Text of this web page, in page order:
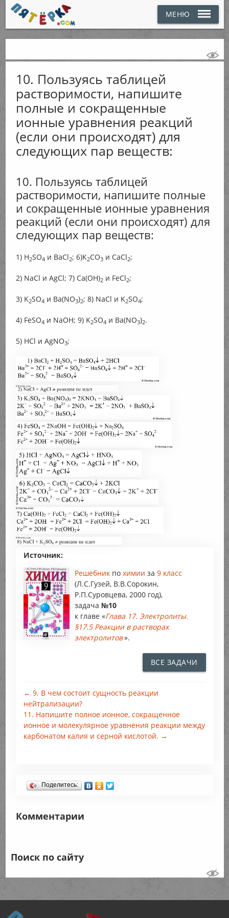
МЕНЮ
10. Пользуясь таблицей
растворимости, напишите
полные и сокращенные
ионные уравнения реакций
(если они происходят) для
следующих пар веществ:
10. Пользуясь таблицей
растворимости, напишите полные
и сокращенные ионные уравнения
реакций (если они происходят) для
следующих пар веществ:
1) H2SO4 и ВаCl2; 6)К2CO3и СаCl2;
2) NaCl и AgCl; 7) Са(ОН)2и FeCl2;
3) K2SO4 и Ba(NO3)2; 8) NaCl и K2SO4;
4) FeSO4 и NaOH; 9) K2SO4 и Ba(NO3)2.
5) HCl и AgNO3;
Источник:
Решебник по химии за 9 класс
(Л.С.Гузей, В.В.Сорокин,
Р.П.Суровцева, 2000 год),
задача №10
к главе «Глава 17. Электролиты.
§17.5 Реакции в растворах
электролитов».
ВСЕ ЗАДАЧИ
← 9. В чем состоит сущность реакции
нейтрализации?
11. Напишите полное ионное, сокращенное
ионное и молекулярное уравнения реакции между
карбонатом калия и серной кислотой. →
Поделитесь:
Комментарии
Поиск по сайту